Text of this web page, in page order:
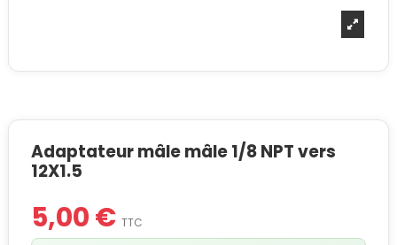
Adaptateur mâle mâle 1/8 NPT vers
12X1.5
5,00 € TTC